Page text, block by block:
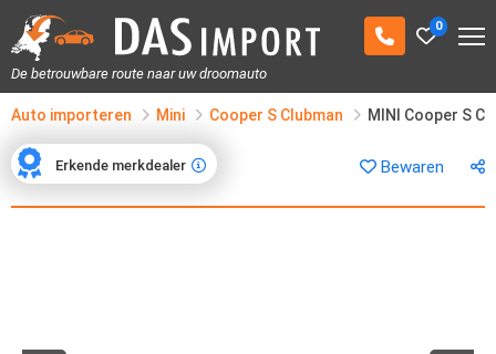
0
De betrouwbare route naar uw droomauto
Auto importeren Mini Cooper S Clubman MINI Cooper S
Bewaren
Erkende merkdealer
Erkende merkdealer